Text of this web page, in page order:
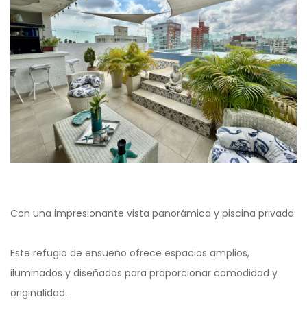
Con una impresionante vista panorámica y piscina privada.
Este refugio de ensueño ofrece espacios amplios,
iluminados y diseñados para proporcionar comodidad y
originalidad.